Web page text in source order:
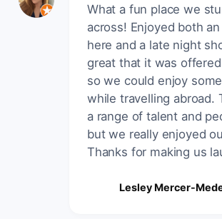
What a fun place we
across! Enjoyed both
here and a late night
great that it was
so we could enjoy
while travelling abroad.
a range of talent and
but we really enjoyed
Thanks for making us
Lesley Mercer-